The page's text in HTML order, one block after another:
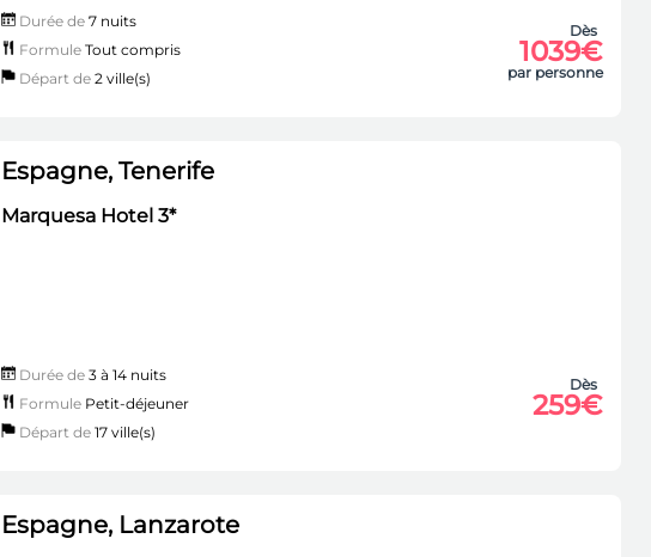
Durée de 7 nuits
Formule Tout compris
Départ de 2 ville(s)
Dès
1039€
par personne
Espagne, Tenerife
Marquesa Hotel 3*
Durée de 3 à 14 nuits
Formule Petit-déjeuner
Départ de 17 ville(s)
Dès
259€
Espagne, Lanzarote